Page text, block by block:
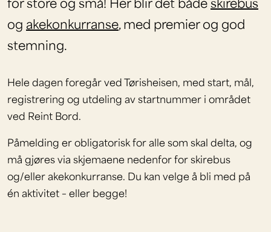
og akekonkurranse, med premier og god
stemning.
Hele dagen foregår ved Tørisheisen, med start, mål,
registrering og utdeling av startnummer i området
ved Reint Bord.
Påmelding er obligatorisk for alle som skal delta, og
må gjøres via skjemaene nedenfor for skirebus
og/eller akekonkurranse. Du kan velge å bli med på
én aktivitet – eller begge!